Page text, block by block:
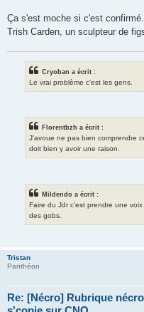
Ça s'est moche si c'est
Trish Carden, un sculpteur de
Cryoban a écrit :
Le vrai problème c'est les gens.
Florentbzh a écrit :
J'avoue ne pas bien comprendre
doit bien y avoir une raison.
Mildendo a écrit :
Faire du Jdr c'est prendre une
des gobs.
Tristan
Panthéon
Re: [Nécro] Rubrique